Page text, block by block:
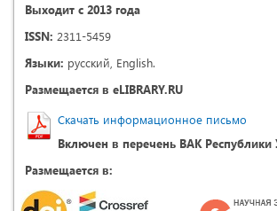
Выходит с 2013 года
ISSN: 2311-5459
Языки: русский, English.
Размещается в eLIBRARY.RU
Скачать информационное письмо
Включен в перечень ВАК Республики
Размещается в: